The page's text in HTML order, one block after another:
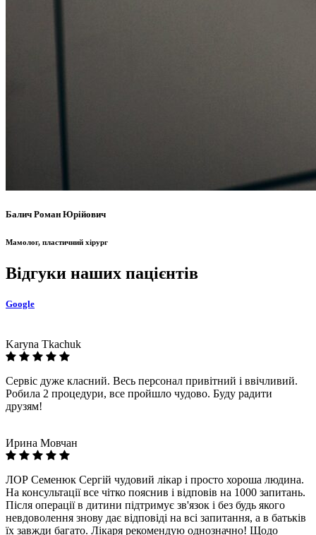
Балич Роман Юрійович
Мамолог, пластичний хірург
Відгуки наших пацієнтів
Google
Karyna Tkachuk
Сервіс дуже класний. Весь персонал привітний і ввічливий.
Робила 2 процедури, все пройшло чудово. Буду радити
друзям!
Ирина Мовчан
ЛОР Семенюк Сергій чудовий лікар і просто хороша людина.
На консультації все чітко пояснив і відповів на 1000 запитань.
Після операції в дитини підтримує зв'язок і без будь якого
невдоволення знову дає відповіді на всі запитання, а в батьків
їх завжди багато. Лікаря рекомендую однозначно! Щодо